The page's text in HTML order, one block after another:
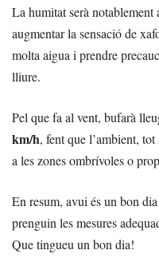
La humitat serà notablement
augmentar la sensació de
molta aigua i prendre
lliure.
Pel que fa al vent, bufarà
km/h, fent que l’ambient,
a les zones ombrívoles o
En resum, avui és un bon
prenguin les mesures
Que tingueu un bon dia!